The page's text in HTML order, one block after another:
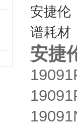
安捷伦
谱耗材
安捷